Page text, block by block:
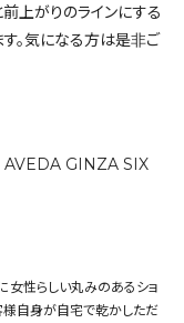
GINZA SIX
女性らしい丸みのあるショ
様自身が自宅で乾かしただ
上がりのラインにする
。気になる方は是非ご